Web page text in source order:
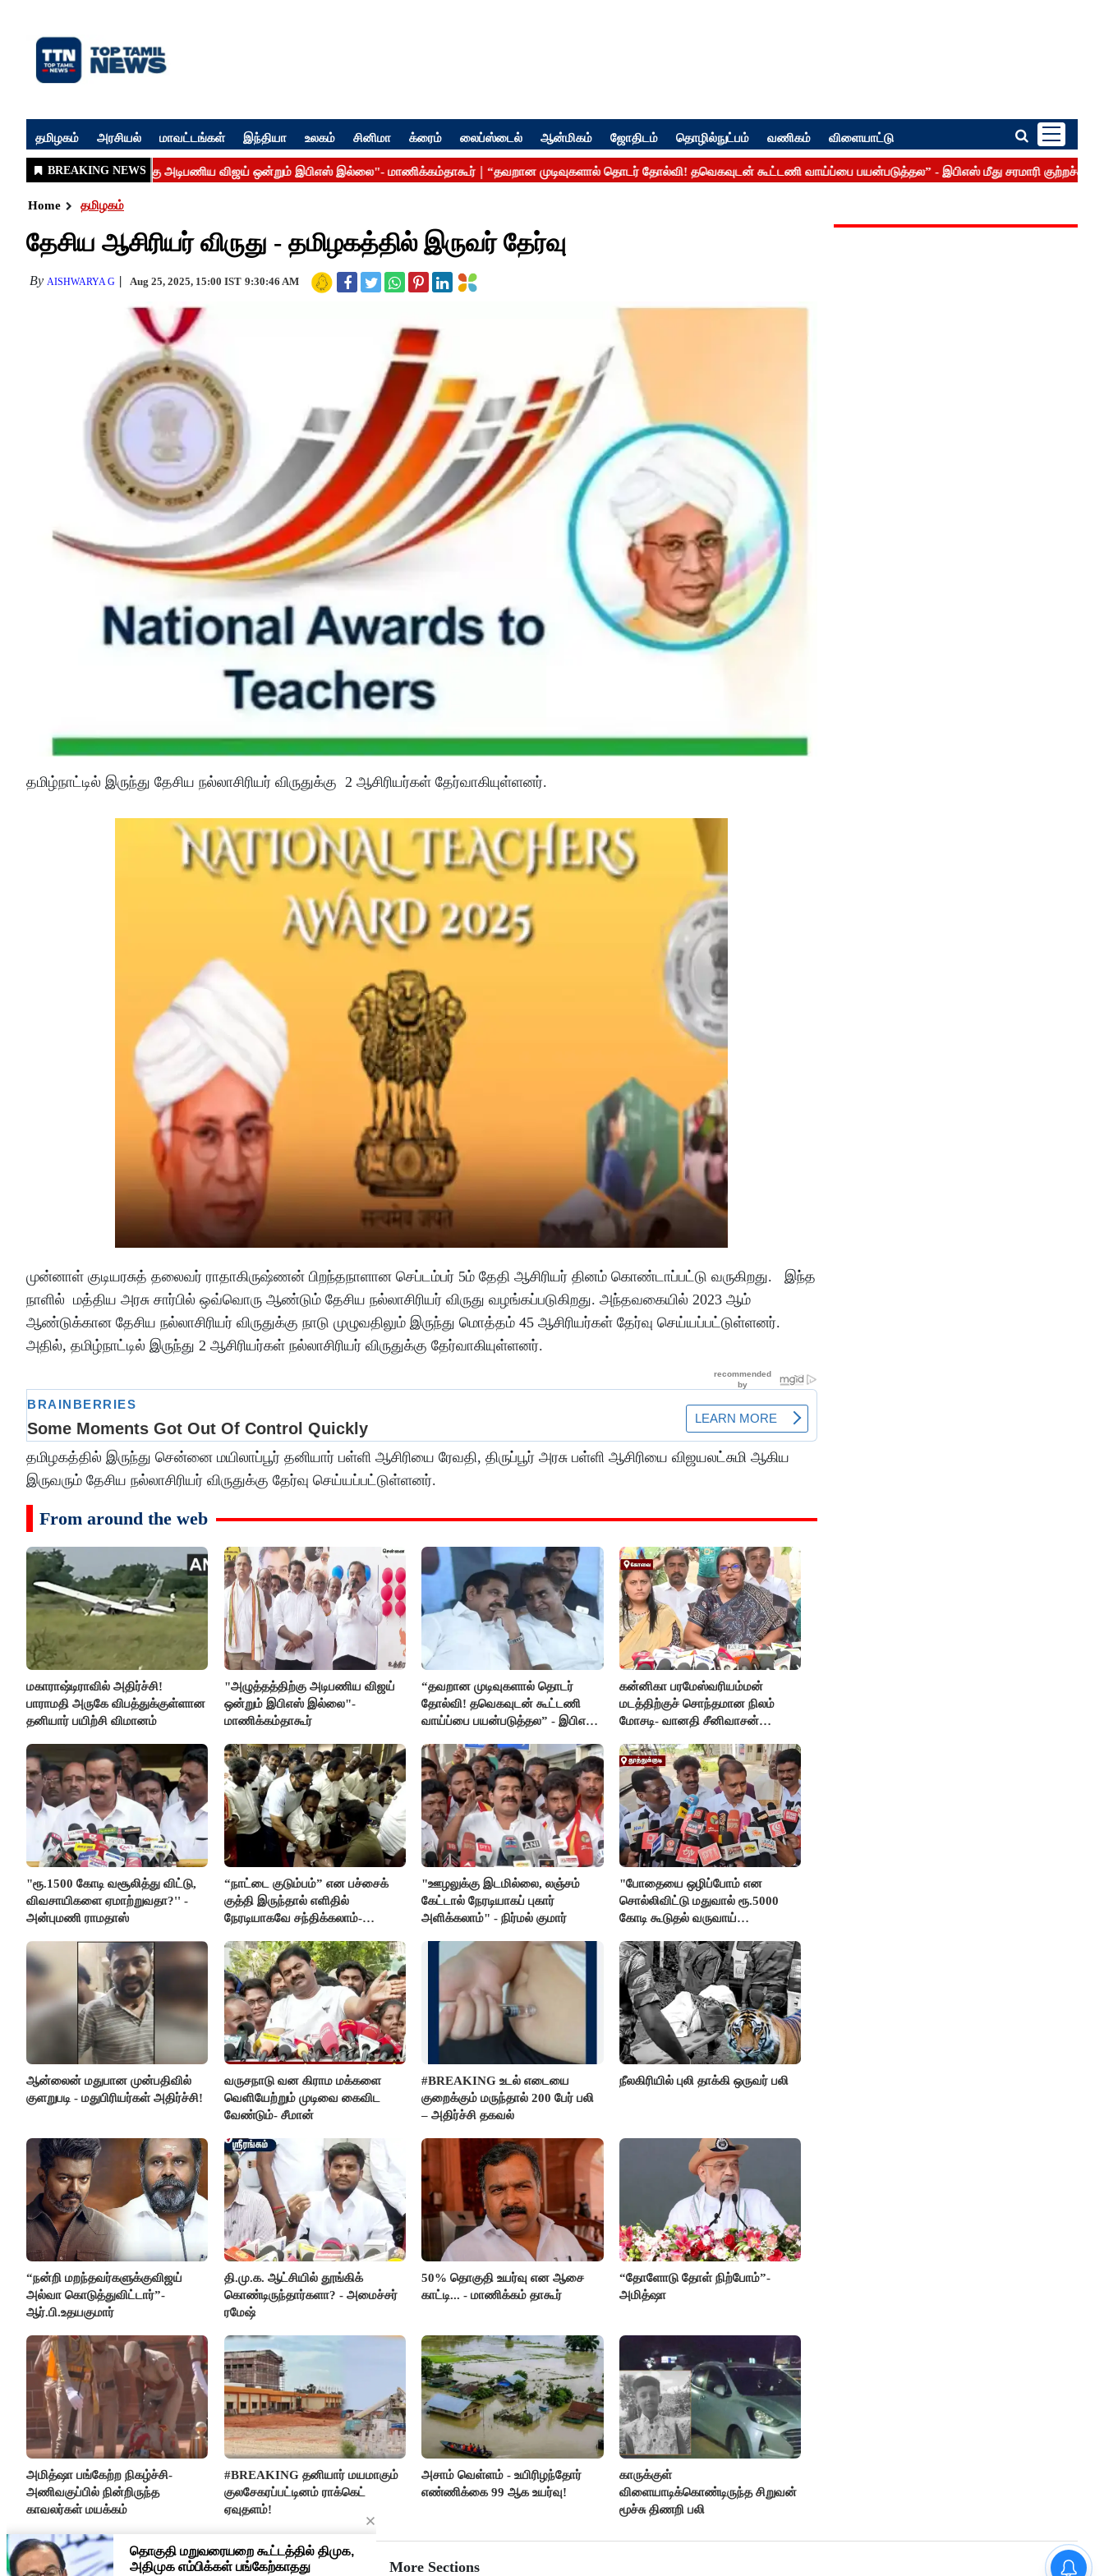
தமிழகம் அரசியல் மாவட்டங்கள் இந்தியா உலகம் சினிமா க்ரைம் லைப்ஸ்டைல் ஆன்மிகம் ஜோதிடம் தொழில்நுட்பம் வணிகம் விளையாட்டு
Home தமிழகம்
தேசிய ஆசிரியர் விருது - தமிழகத்தில் இருவர் தேர்வு
By AISHWARYA G Aug 25, 2025, 15:00 IST 9:30:46 AM
தமிழ்நாட்டில் இருந்து தேசிய நல்லாசிரியர் விருதுக்கு 2 ஆசிரியர்கள் தேர்வாகியுள்ளனர்.
முன்னாள் குடியரசுத் தலைவர் ராதாகிருஷ்ணன் பிறந்தநாளான செப்டம்பர் 5ம் தேதி ஆசிரியர் தினம் கொண்டாப்பட்டு வருகிறது. இந்த
நாளில் மத்திய அரசு சார்பில் ஒவ்வொரு ஆண்டும் தேசிய நல்லாசிரியர் விருது வழங்கப்படுகிறது. அந்தவகையில் 2023 ஆம்
ஆண்டுக்கான தேசிய நல்லாசிரியர் விருதுக்கு நாடு முழுவதிலும் இருந்து மொத்தம் 45 ஆசிரியர்கள் தேர்வு செய்யப்பட்டுள்ளனர்.
அதில், தமிழ்நாட்டில் இருந்து 2 ஆசிரியர்கள் நல்லாசிரியர் விருதுக்கு தேர்வாகியுள்ளனர்.
தமிழகத்தில் இருந்து சென்னை மயிலாப்பூர் தனியார் பள்ளி ஆசிரியை ரேவதி, திருப்பூர் அரசு பள்ளி ஆசிரியை விஜயலட்சுமி ஆகிய
இருவரும் தேசிய நல்லாசிரியர் விருதுக்கு தேர்வு செய்யப்பட்டுள்ளனர்.
From around the web
மகாராஷ்டிராவில் அதிர்ச்சி!
பாராமதி அருகே விபத்துக்குள்ளான
தனியார் பயிற்சி விமானம்
"அழுத்தத்திற்கு அடிபணிய விஜய்
ஒன்றும் இபிஎஸ் இல்லை"-
மாணிக்கம்தாகூர்
“தவறான முடிவுகளால் தொடர்
தோல்வி! தவெகவுடன் கூட்டணி
வாய்ப்பை பயன்படுத்தல” - இபிஎஸ்
கன்னிகா பரமேஸ்வரியம்மன்
மடத்திற்குச் சொந்தமான நிலம்
மோசடி- வானதி சீனிவாசன்
"ரூ.1500 கோடி வசூலித்து விட்டு,
விவசாயிகளை ஏமாற்றுவதா?'' -
அன்புமணி ராமதாஸ்
“நாட்டை குடும்பம்” என பச்சைக்
குத்தி இருந்தால் எளிதில்
நேரடியாகவே சந்திக்கலாம்-
"ஊழலுக்கு இடமில்லை, லஞ்சம்
கேட்டால் நேரடியாகப் புகார்
அளிக்கலாம்" - நிர்மல் குமார்
"போதையை ஒழிப்போம் என
சொல்லிவிட்டு மதுவால் ரூ.5000
கோடி கூடுதல் வருவாய்
மார்க்கண்டேயன்
ஆன்லைன் மதுபான முன்பதிவில்
குளறுபடி - மதுபிரியர்கள் அதிர்ச்சி!
வருசநாடு வன கிராம மக்களை
வெளியேற்றும் முடிவை கைவிட
வேண்டும்- சீமான்
#BREAKING உடல் எடையை
குறைக்கும் மருந்தால் 200 பேர் பலி
– அதிர்ச்சி தகவல்
நீலகிரியில் புலி தாக்கி ஒருவர் பலி
“நன்றி மறந்தவர்களுக்குவிஜய்
அல்வா கொடுத்துவிட்டார்”-
ஆர்.பி.உதயகுமார்
தி.மு.க. ஆட்சியில் தூங்கிக்
கொண்டிருந்தார்களா? - அமைச்சர்
ரமேஷ்
50% தொகுதி உயர்வு என ஆசை
காட்டி... - மாணிக்கம் தாகூர்
“தோளோடு தோள் நிற்போம்”-
அமித்ஷா
அமித்ஷா பங்கேற்ற நிகழ்ச்சி-
அணிவகுப்பில் நின்றிருந்த
காவலர்கள் மயக்கம்
#BREAKING தனியார் மயமாகும்
குலசேகரப்பட்டினம் ராக்கெட்
ஏவுதளம்!
அசாம் வெள்ளம் - உயிரிழந்தோர்
எண்ணிக்கை 99 ஆக உயர்வு!
காருக்குள்
விளையாடிக்கொண்டிருந்த சிறுவன்
மூச்சு திணறி பலி
More Sections